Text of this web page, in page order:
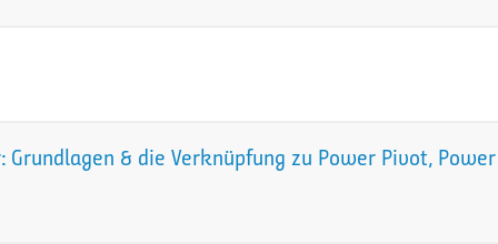
& die Verknüpfung zu Power Pivot,